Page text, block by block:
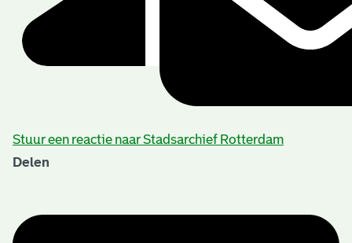
Stuur een reactie naar Stadsarchief Rotterdam
Delen